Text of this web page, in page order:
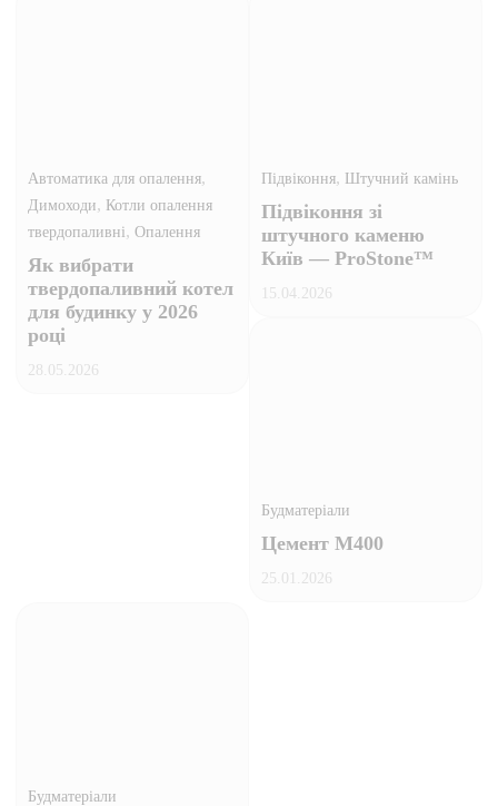
Автоматика для опалення,
Димоходи, Котли опалення
твердопаливні, Опалення
Як вибрати
твердопаливний котел
для будинку у 2026
році
28.05.2026
Підвіконня, Штучний камінь
Підвіконня зі
штучного каменю
Київ — ProStone™
15.04.2026
Будматеріали
Цемент М400
25.01.2026
Будматеріали